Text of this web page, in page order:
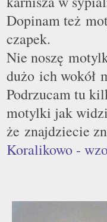
Dopinam też
czapek.
Nie noszę
dużo ich wokół
Podrzucam tu
motylki jak
że znajdziecie
Koralikowo -